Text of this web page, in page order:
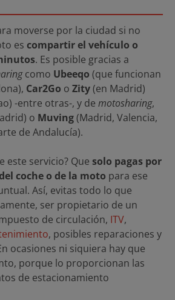
moverse por la ciudad si no
es compartir el vehículo o
. Es posible gracias a
como Ubeeqo (que funcionan
Car2Go o Zity(en Madrid)
-entre otras-, y de motosharing,
o Muving(Madrid, Valencia,
de Andalucía).
este servicio? Que solo pagas por
coche o de la moto para ese
Así, evitas todo lo que
ser propietario de un
de circulación, ITV,
, posibles reparaciones y
ocasiones ni siquiera hay que
porque lo proporcionan las
de estacionamiento